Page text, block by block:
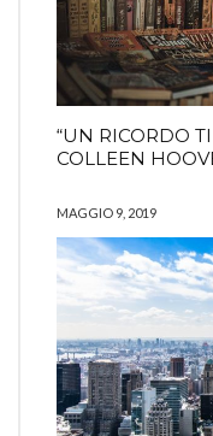
“UN RICORDO
COLLEEN
MAGGIO 9, 2019